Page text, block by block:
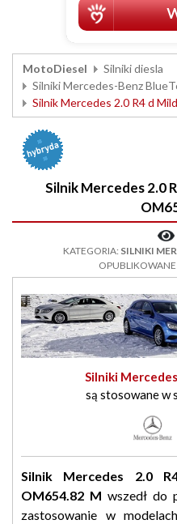
MotoDiesel
Silniki diesla
Silniki Mercedes-Benz
Silnik Mercedes 2.0 R4 d
Silnik Mercedes 2.0
KATEGORIA: SILNIKI
Silniki
są stosowane w
Silnik Mercedes 2.0
OM654.82 M wszedł do
zastosowanie w